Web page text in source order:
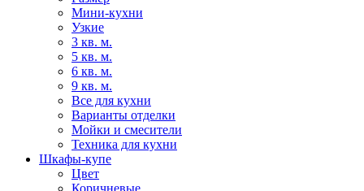
Мини-кухни
Узкие
3 кв. м.
5 кв. м.
6 кв. м.
9 кв. м.
Все для кухни
Варианты отделки
Мойки и смесители
Техника для кухни
Шкафы-купе
Цвет
Коричневые